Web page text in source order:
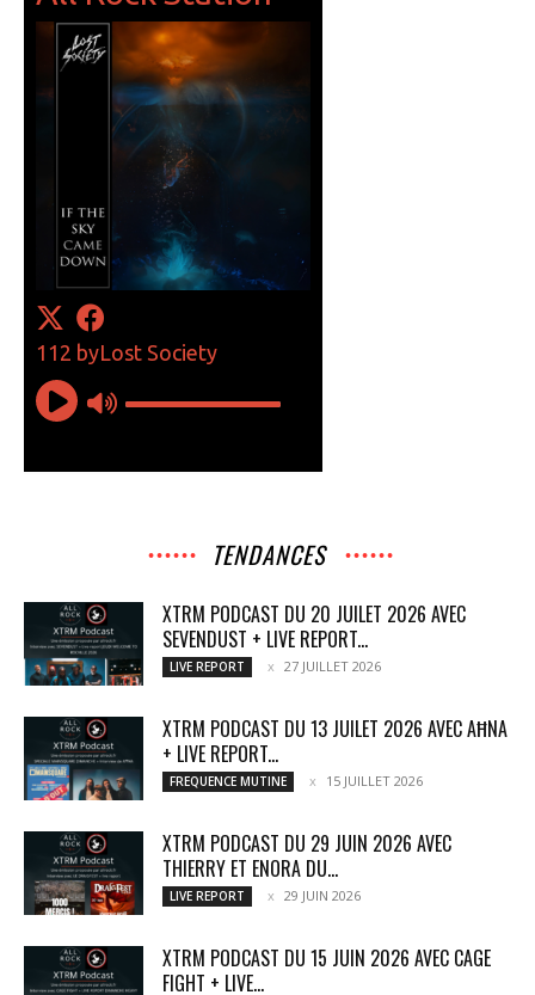
TENDANCES
XTRM PODCAST DU 20 JUILET 2026 AVEC
SEVENDUST + LIVE REPORT...
LIVE REPORT 27 JUILLET 2026
XTRM PODCAST DU 13 JUILET 2026 AVEC AĦNA
+ LIVE REPORT...
FREQUENCE MUTINE 15 JUILLET 2026
XTRM PODCAST DU 29 JUIN 2026 AVEC
THIERRY ET ENORA DU...
LIVE REPORT 29 JUIN 2026
XTRM PODCAST DU 15 JUIN 2026 AVEC CAGE
FIGHT + LIVE...